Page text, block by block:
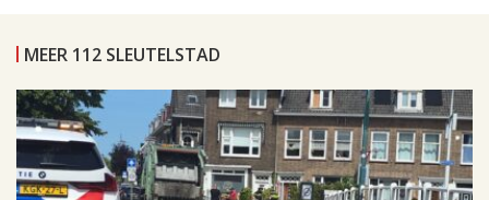
MEER 112 SLEUTELSTAD